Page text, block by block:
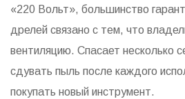
«220 Вольт», большинство
дрелей связано с тем, что
вентиляцию. Спасает несколько
сдувать пыль после каждого
покупать новый инструмент.